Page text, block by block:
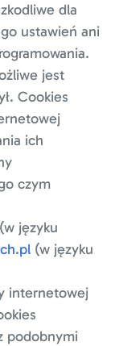
dla
ustawień ani
jest
Cookies
ich
czym
(w języku
(w języku
internetowej
podobnymi